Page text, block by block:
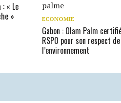
: « Le
»
ECONOMIE
Gabon : Olam Palm
RSPO pour son respect de
l’environnement